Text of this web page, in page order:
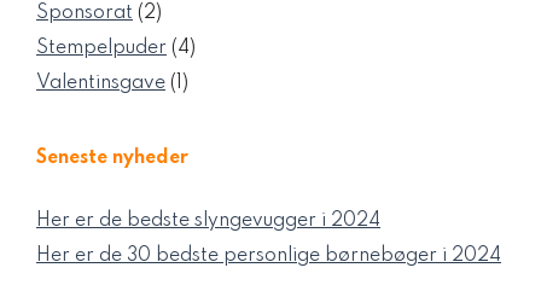
Sponsorat 22
varer
Stempelpuder 44
Valentinsgave
1
Seneste nyheder
Her er de bedste slyngevugger i 2024
Her er de 30 bedste personlige børnebøger i 2024